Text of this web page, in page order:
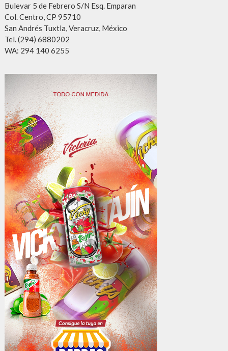
Bulevar 5 de Febrero S/N Esq. Emparan
Col. Centro, CP 95710
San Andrés Tuxtla, Veracruz, México
Tel. (294) 6880202
WA: 294 140 6255